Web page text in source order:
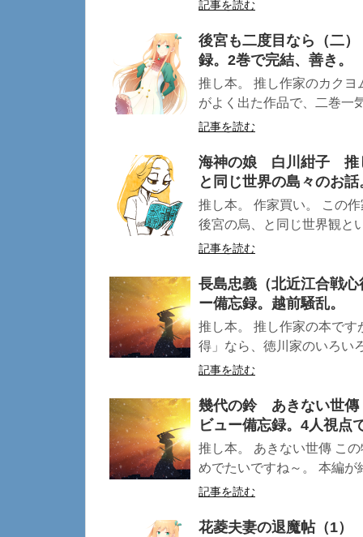
記事を読む
後宮も二度目なら（二
録。2巻で完結、善き。
推し本。 推し作家のカク
がよく出た作品で、二巻一
記事を読む
海神の娘 白川紺子 推
と同じ世界の島々のお話
推し本。 作家買い。 この
後宮の烏、と同じ世界観と
記事を読む
長島忠義（北近江合戦
ー備忘録。越前騒乱。
推し本。 推し作家の本で
得」なら、徳川家のいろい
記事を読む
幾代の鈴 あきない世
ビュー備忘録。4人視点
推し本。 あきない世傳 こ
めでたいですね～。 本編が
記事を読む
花菱夫妻の退魔帖（1